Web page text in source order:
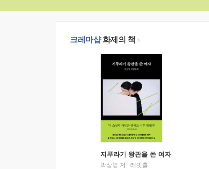
크레마샵화제의 책
지푸라기 왕관을 쓴 여자
박상영 저
래빗홀